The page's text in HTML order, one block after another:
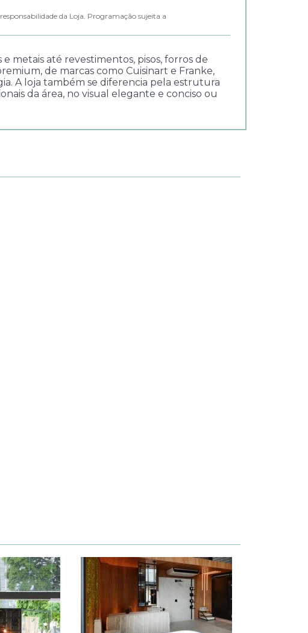
da Loja. Programação sujeita a
metais até revestimentos, pisos, forros de
de marcas como Cuisinart e Franke,
A loja também se diferencia pela estrutura
da área, no visual elegante e conciso ou